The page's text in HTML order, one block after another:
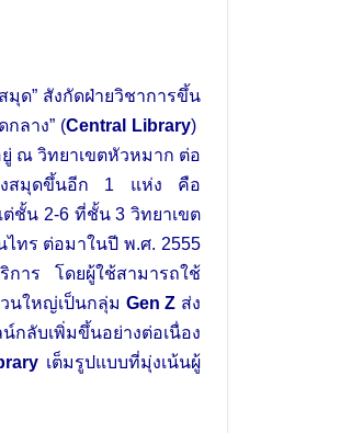
” สังกัดฝ่ายวิชาการขึ้น
ลาง” (Central Library)
ยู่ ณ วิทยาเขตหัวหมาก ต่อ
องสมุดขึ้นอีก 1 แห่ง คือ
ชั้น 2-6 ที่ชั้น 3 วิทยาเขต
ทร ต่อมาในปี พ.ศ. 2555
การ โดยผู้ใช้สามารถใช้
นใหญ่เป็นกลุ่ม Gen Z ส่ง
ลับเพิ่มขึ้นอย่างต่อเนื่อง
เต็มรูปแบบที่มุ่งเน้นผู้